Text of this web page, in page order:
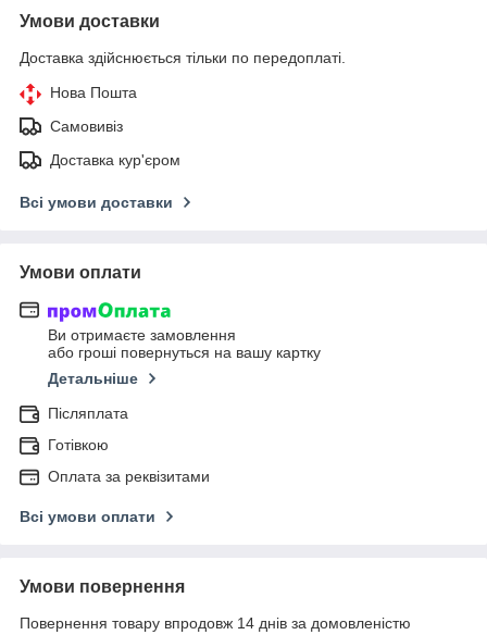
Умови доставки
Доставка здійснюється тільки по передоплаті.
Нова Пошта
Самовивіз
Доставка кур'єром
Всі умови доставки
Умови оплати
Ви отримаєте замовлення
або гроші повернуться на вашу картку
Детальніше
Післяплата
Готівкою
Оплата за реквізитами
Всі умови оплати
Умови повернення
Повернення товару впродовж 14 днів за домовленістю